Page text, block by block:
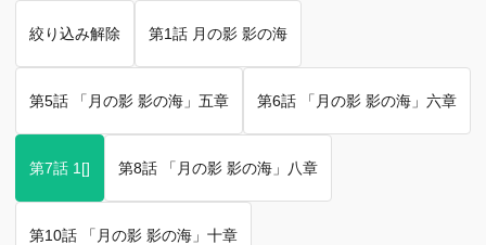
絞り込み解除 第1話 月の影 影の海
第5話 「月の影 影の海」五章 第6話 「月の影 影の海」六章
第7話 1[] 第8話 「月の影 影の海」八章
第10話 「月の影 影の海」十章